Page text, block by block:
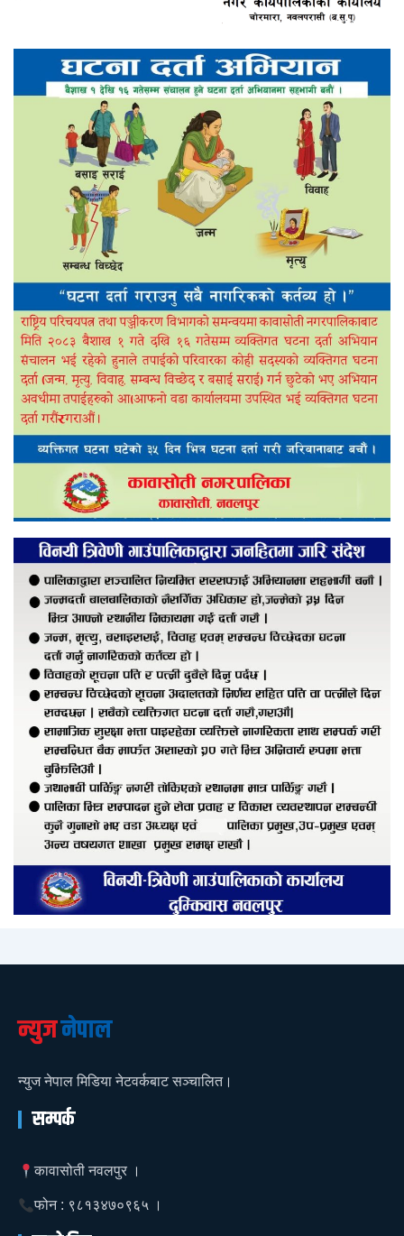
न्युजनेपाल
न्युज नेपाल मिडिया नेटवर्कबाट सञ्चालित।
सम्पर्क
कावासोती नवलपुर ।
फोन : ९८१३४७०९६५ ।